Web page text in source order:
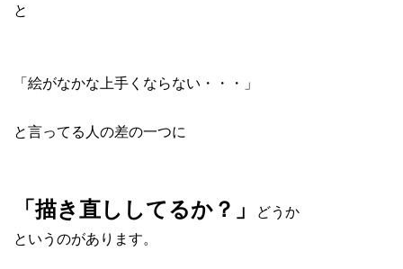
と
「絵がなかな上手くならない・・・」
と言ってる人の差の一つに
「描き直ししてるか？」
どうか
というのがあります。